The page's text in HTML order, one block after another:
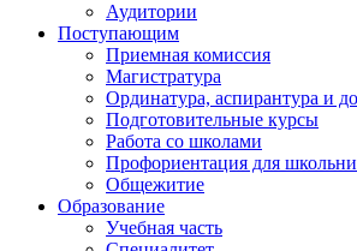
Аудитории
Поступающим
Приемная комиссия
Магистратура
Ординатура, аспирантура и
Подготовительные курсы
Работа со школами
Профориентация для
Общежитие
Образование
Учебная часть